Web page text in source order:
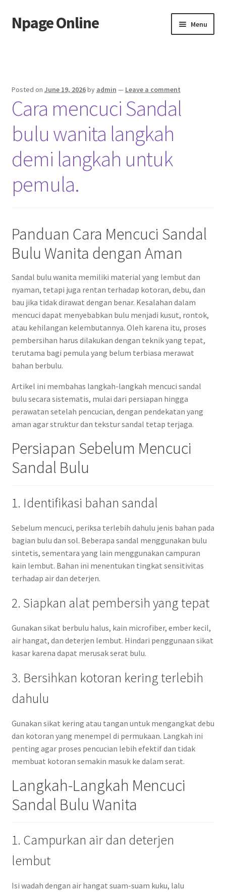
Skip
to
Skip
to
Npage Online Menu
Posted on June 19, 2026by admin — Leave a comment
Cara mencuci Sandal
bulu wanita langkah
demi langkah untuk
pemula.
Panduan Cara Mencuci Sandal
Bulu Wanita dengan Aman
Sandal bulu wanita memiliki material yang lembut dan
nyaman, tetapi juga rentan terhadap kotoran, debu, dan
bau jika tidak dirawat dengan benar. Kesalahan dalam
mencuci dapat menyebabkan bulu menjadi kusut, rontok,
atau kehilangan kelembutannya. Oleh karena itu, proses
pembersihan harus dilakukan dengan teknik yang tepat,
terutama bagi pemula yang belum terbiasa merawat
bahan berbulu.
Artikel ini membahas langkah-langkah mencuci sandal
bulu secara sistematis, mulai dari persiapan hingga
perawatan setelah pencucian, dengan pendekatan yang
aman agar struktur dan tekstur sandal tetap terjaga.
Persiapan Sebelum Mencuci
Sandal Bulu
1. Identifikasi bahan sandal
Sebelum mencuci, periksa terlebih dahulu jenis bahan pada
bagian bulu dan sol. Beberapa sandal menggunakan bulu
sintetis, sementara yang lain menggunakan campuran
kain lembut. Bahan ini menentukan tingkat sensitivitas
terhadap air dan deterjen.
2. Siapkan alat pembersih yang tepat
Gunakan sikat berbulu halus, kain microfiber, ember kecil,
air hangat, dan deterjen lembut. Hindari penggunaan sikat
kasar karena dapat merusak serat bulu.
3. Bersihkan kotoran kering terlebih
dahulu
Gunakan sikat kering atau tangan untuk mengangkat debu
dan kotoran yang menempel di permukaan. Langkah ini
penting agar proses pencucian lebih efektif dan tidak
membuat kotoran semakin masuk ke dalam serat.
Langkah-Langkah Mencuci
Sandal Bulu Wanita
1. Campurkan air dan deterjen
lembut
Isi wadah dengan air hangat suam-suam kuku, lalu